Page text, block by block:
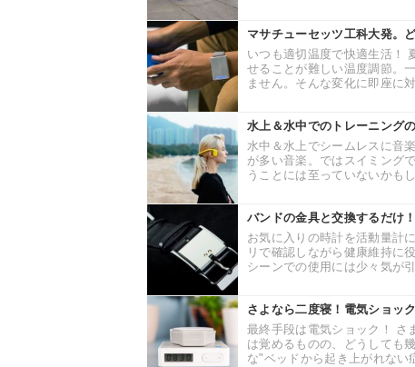
マサチューセッツ工科大発。
いつも適切温度で快適生活！
せることが難しい温度調節。
ません。そんな変化に即座に
水上＆水中でのトレーニング
水中＆水上でシームレスに音
が多い音楽。ではスイミング
うことには至っていないかも
バンドの金具と交換するだけ
お気に入りの時計を活動量計
リで確認しながら健康維持に
シーンでの使用には少々気が
さよなら二度寝！電気ショッ
最終手段は電気ショック！ さ
は覚めるものの、どうしても
な"ベッドから起き上がれな